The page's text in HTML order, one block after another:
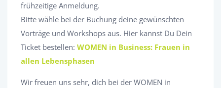
frühzeitige Anmeldung.
Bitte wähle bei der Buchung deine gewünschten
Vorträge und Workshops aus. Hier kannst Du Dein
Ticket bestellen: WOMEN in Business: Frauen in
allen Lebensphasen
Wir freuen uns sehr, dich bei der WOMEN in